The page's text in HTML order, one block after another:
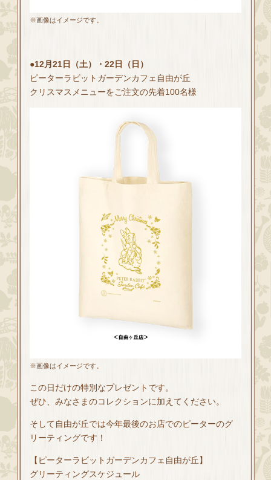
※画像はイメージです。
●12月21日（土）・22日（日）
ピーターラビットガーデンカフェ自由が丘
クリスマスメニューをご注文の先着100名様
※画像はイメージです。
この日だけの特別なプレゼントです。
ぜひ、みなさまのコレクションに加えてください。
そして自由が丘では今年最後のお店でのピーターのグ
リーティングです！
【ピーターラビットガーデンカフェ自由が丘】
グリーティングスケジュール